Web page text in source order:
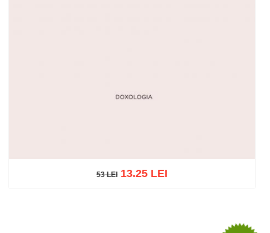
53 LEI
53 LEI 13.25 LEI